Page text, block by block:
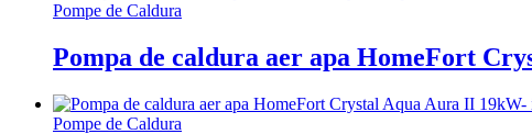
Pompe de Caldura
Pompa de caldura aer apa HomeFort
Pompe de Caldura